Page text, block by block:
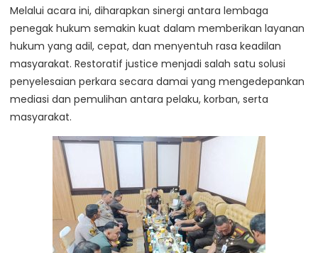
Melalui acara ini, diharapkan sinergi antara lembaga
penegak hukum semakin kuat dalam memberikan layanan
hukum yang adil, cepat, dan menyentuh rasa keadilan
masyarakat. Restoratif justice menjadi salah satu solusi
penyelesaian perkara secara damai yang mengedepankan
mediasi dan pemulihan antara pelaku, korban, serta
masyarakat.